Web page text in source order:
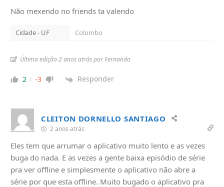
Não mexendo no friends ta valendo
Cidade - UF Colombo
Última edição 2 anos atrás por Fernando
2 -3 Responder
CLEITON DORNELLO SANTIAGO
2 anos atrás
Eles tem que arrumar o aplicativo muito lento e as vezes
buga do nada. E as vezes a gente baixa episódio de série
pra ver offline e simplesmente o aplicativo não abre a
série por que esta offline. Muito bugado o aplicativo pra